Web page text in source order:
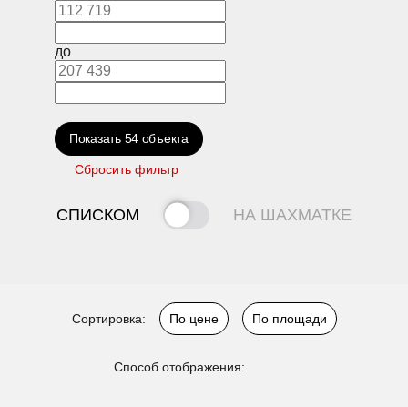
до
Показать 54 объекта
Сбросить фильтр
СПИСКОМ НА ШАХМАТКЕ
Сортировка: По цене По площади
Способ отображения: